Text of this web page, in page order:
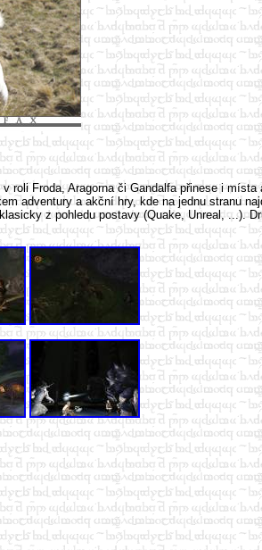
Froda, Aragorna či Gandalfa přinese i
adventury a akční hry, kde na jednu stranu
z pohledu postavy (Quake, Unreal, ...).